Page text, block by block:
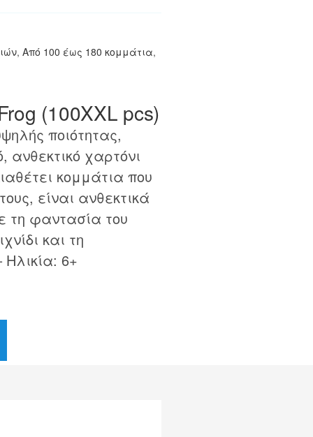
, Από 100 έως 180 κομμάτια,
(100XXL pcs)
ποιότητας,
χαρτόνι
κομμάτια που
είναι ανθεκτικά
τη φαντασία του
και τη
Ηλικία: 6+